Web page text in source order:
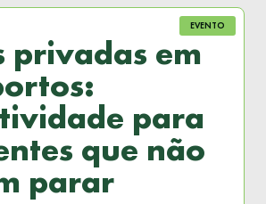
EVENTO
privadas em
para
que não
parar